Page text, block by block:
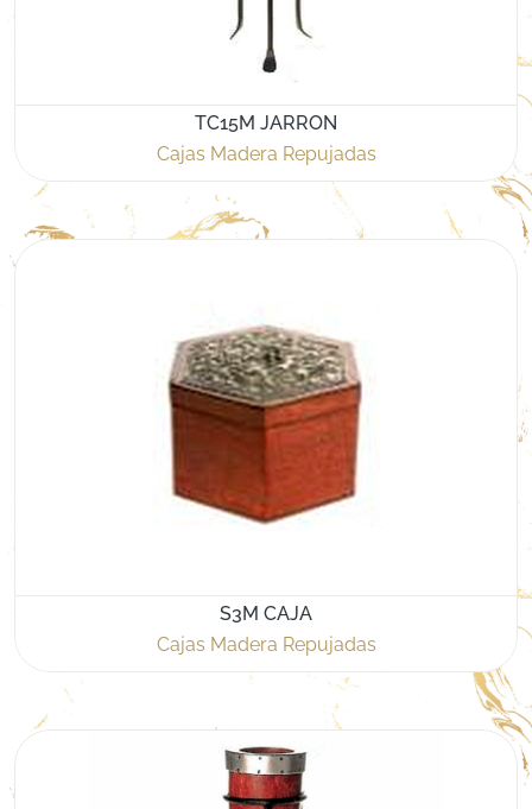
TC15M JARRON
Cajas Madera Repujadas
S3M CAJA
Cajas Madera Repujadas